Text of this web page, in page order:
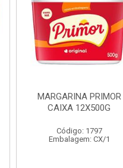
MARGARINA PRIMOR CX
24X250G
Código: 1921
Embalagem: CX/1